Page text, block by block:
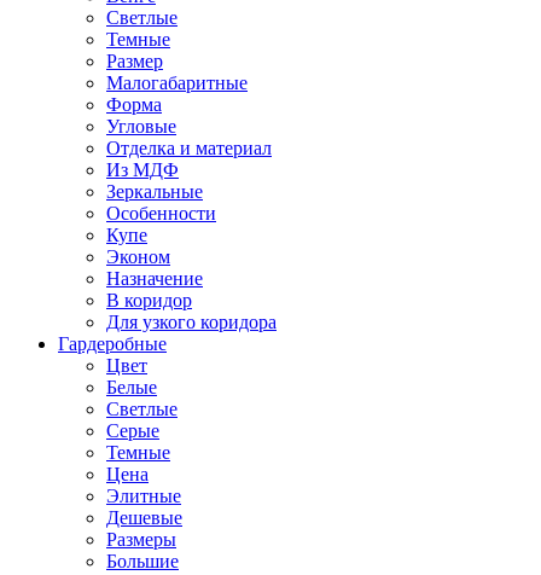
Светлые
Темные
Размер
Малогабаритные
Форма
Угловые
Отделка и материал
Из МДФ
Зеркальные
Особенности
Купе
Эконом
Назначение
В коридор
Для узкого коридора
Гардеробные
Цвет
Белые
Светлые
Серые
Темные
Цена
Элитные
Дешевые
Размеры
Большие